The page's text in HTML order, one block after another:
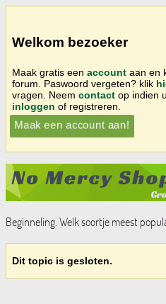
Welkom bezoeker
Maak gratis een account aan en
forum. Paswoord vergeten? klik
vragen. Neem contact op indien
inloggen of registreren.
Maak een account aan!
Beginneling. Welk soortje meest
Dit topic is gesloten.